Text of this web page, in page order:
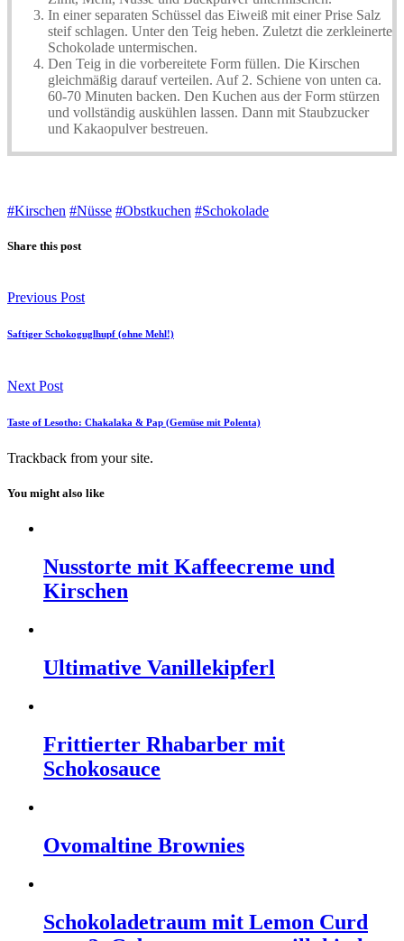
In einer separaten Schüssel das Eiweiß mit einer Prise Salz
steif schlagen. Unter den Teig heben. Zuletzt die zerkleinerte
Schokolade untermischen.
Den Teig in die vorbereitete Form füllen. Die Kirschen
gleichmäßig darauf verteilen. Auf 2. Schiene von unten ca.
60-70 Minuten backen. Den Kuchen aus der Form stürzen
und vollständig auskühlen lassen. Dann mit Staubzucker
und Kakaopulver bestreuen.
#Kirschen #Nüsse #Obstkuchen #Schokolade
Share this post
Previous Post
Saftiger Schokoguglhupf (ohne Mehl!)
Next Post
Taste of Lesotho: Chakalaka & Pap (Gemüse mit Polenta)
Trackback from your site.
You might also like
Nusstorte mit Kaffeecreme und
Kirschen
Ultimative Vanillekipferl
Frittierter Rhabarber mit
Schokosauce
Ovomaltine Brownies
Schokoladetraum mit Lemon Curd